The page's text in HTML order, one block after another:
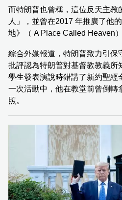
而特朗普也曾稱，這位反天主教
人」，並曾在2017 年推廣了他
地》（ A Place Called Heaven）
綜合外媒報道，特朗普致力引保
批評認為特朗普對基督教教義所
學生發表演說時錯講了新約聖經
一次活動中，他在教堂前曾倒轉
照。